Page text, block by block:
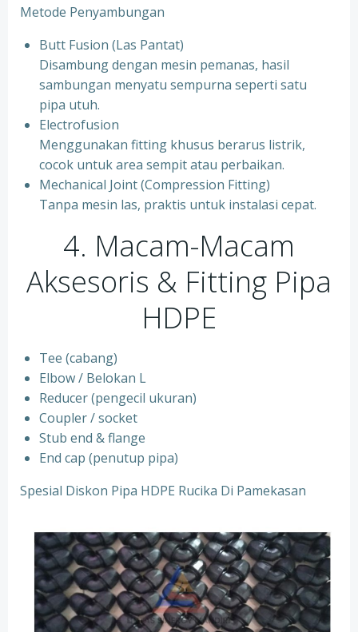
Metode Penyambungan
Butt Fusion (Las Pantat)
Disambung dengan mesin pemanas, hasil
sambungan menyatu sempurna seperti satu
pipa utuh.
Electrofusion
Menggunakan fitting khusus berarus listrik,
cocok untuk area sempit atau perbaikan.
Mechanical Joint (Compression Fitting)
Tanpa mesin las, praktis untuk instalasi cepat.
4. Macam-Macam
Aksesoris & Fitting Pipa
HDPE
Tee (cabang)
Elbow / Belokan L
Reducer (pengecil ukuran)
Coupler / socket
Stub end & flange
End cap (penutup pipa)
Spesial Diskon Pipa HDPE Rucika Di Pamekasan